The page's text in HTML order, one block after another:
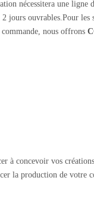
nécessitera une
jours ouvrables.Pour
commande, nous offrons
à concevoir vos
la production de votre